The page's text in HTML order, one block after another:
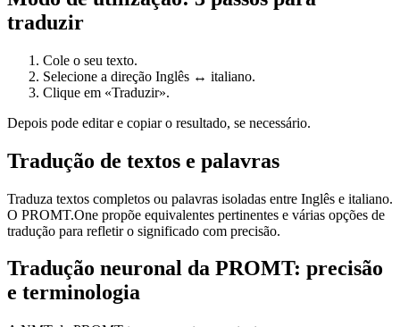
traduzir
Cole o seu texto.
Selecione a direção Inglês ↔ italiano.
Clique em «Traduzir».
Depois pode editar e copiar o resultado, se necessário.
Tradução de textos e palavras
Traduza textos completos ou palavras isoladas entre Inglês e italiano.
O PROMT.One propõe equivalentes pertinentes e várias opções de
tradução para refletir o significado com precisão.
Tradução neuronal da PROMT: precisão
e terminologia